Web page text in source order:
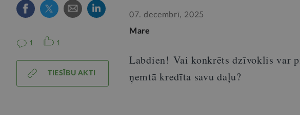
1 1
TIESĪBU AKTI
07. decembrī, 2025
Mare
Labdien! Vai konkrēts dzīvoklis var
ņemtā kredīta savu daļu?